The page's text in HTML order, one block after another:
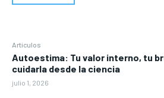
Artículos
Autoestima: Tu valor interno, tu
cuidarla desde la ciencia
julio 1, 2026